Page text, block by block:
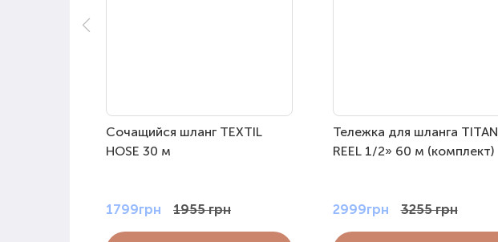
Сочащийся шланг TEXTIL
HOSE 30 м
1799грн 1955 грн
Тележка для шланга TITAN
REEL 1/2» 60 м (комплект)
2999грн 3255 грн